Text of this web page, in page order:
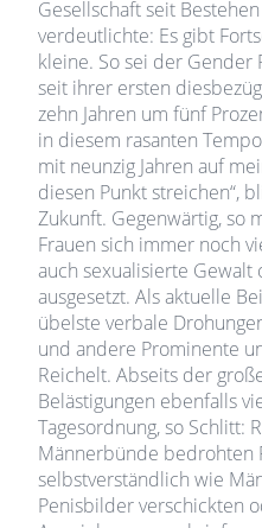
Gesellschaft seit
verdeutlichte: Es gibt
kleine. So sei der Gender
seit ihrer ersten
zehn Jahren um fünf
in diesem rasanten
mit neunzig Jahren auf
diesen Punkt streichen“,
Zukunft. Gegenwärtig, so
Frauen sich immer noch
auch sexualisierte
ausgesetzt. Als aktuelle
übelste verbale
und andere Prominente
Reichelt. Abseits der
Belästigungen ebenfalls
Tagesordnung, so Schlitt:
Männerbünde bedrohten
selbstverständlich wie
Penisbilder verschickten